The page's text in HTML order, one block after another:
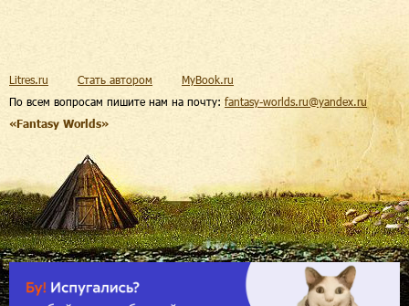
По всем вопросам пишите нам на почту: fantasy-worlds.ru@yandex.ru
«Fantasy Worlds»
Litres.ru Стать автором MyBook.ru